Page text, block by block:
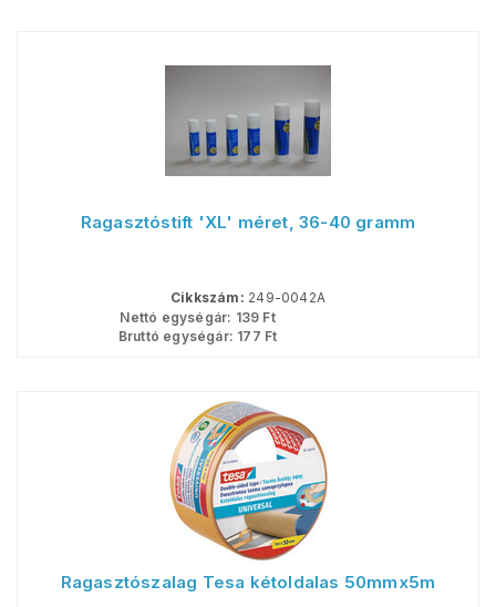
Ragasztóstift 'XL' méret, 36-40 gramm
Cikkszám: 249-0042A
Nettó egységár: 139 Ft
Bruttó egységár: 177 Ft
Ragasztószalag Tesa kétoldalas 50mmx5m